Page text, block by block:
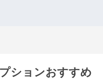
ションおすすめ